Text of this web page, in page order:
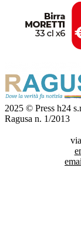
2025 © Press h24
Ragusa n. 1/2013